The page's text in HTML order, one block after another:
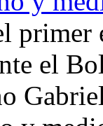
el